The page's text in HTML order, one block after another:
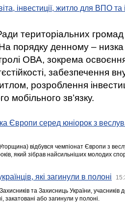
інвестиції, житло для ВПО
територіальних громад
порядку денному –
ОВА, зокрема освоєння
забезпечення
розроблення
мобільного зв’язку.
Європи серед юніорок з
відбувся чемпіонат Європи з
який зібрав найсильніших молодих
які загинули в полоні
та Захисниць України,
закатовані або загинули у полоні.